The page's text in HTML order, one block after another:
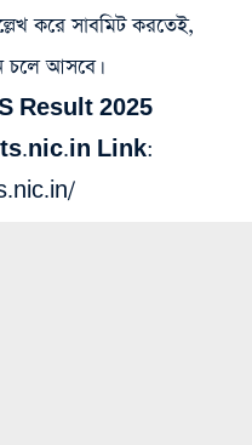
করে সাবমিট করতেই,
চলে আসবে।
Result 2025
Link: